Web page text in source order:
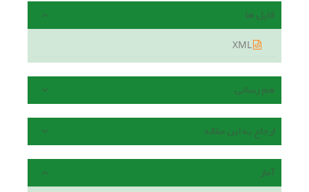
فایل ها
هم رسانی
ارجاع به این مقاله
آمار